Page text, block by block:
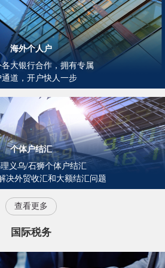
海外个人户
大银行合作，拥有专属
通道，开户快人一步
个体户结汇
义乌/石狮个体户结汇
决外贸收汇和大额结汇问题
查看更多
国际税务